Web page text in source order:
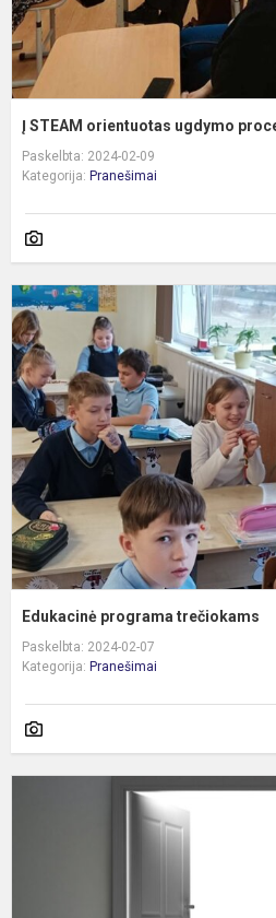
Į STEAM orientuotas ugdymo
Paskelbta: 2024-02-09
Kategorija: Pranešimai
Edukacinė programa trečiokams
Paskelbta: 2024-02-07
Kategorija: Pranešimai